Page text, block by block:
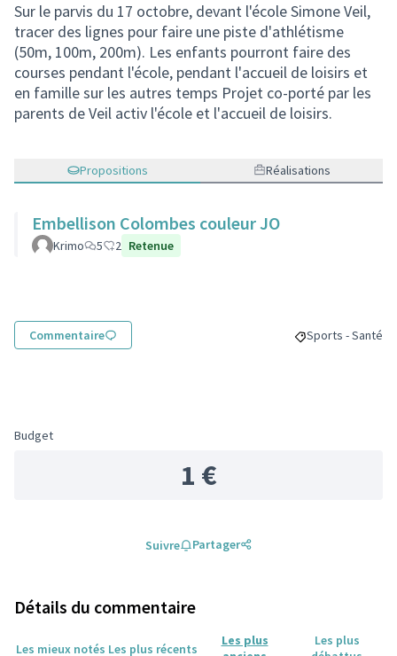
Sur le parvis du 17 octobre, devant l'école Simone Veil,
tracer des lignes pour faire une piste d'athlétisme
(50m, 100m, 200m). Les enfants pourront faire des
courses pendant l'école, pendant l'accueil de loisirs et
en famille sur les autres temps Projet co-porté par les
parents de Veil activ l'école et l'accueil de loisirs.
Propositions Réalisations
Embellison Colombes couleur JO
Krimo 5 2 Retenue
Commentaire Filtrer les
Sports - Santé
Budget
1 €
Suivre Partager
Détails du commentaire
Les mieux notés Les plus récents
Les plus
Les plus